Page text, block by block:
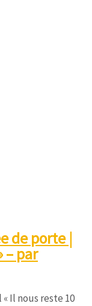
de porte |
– par
Il nous reste 10